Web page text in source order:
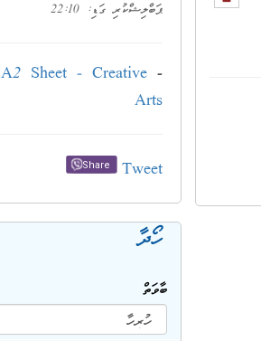
ޕަބްލިޝްކުރި ގަޑި: 22:10
-
A2 Sheet - Creative
Arts
Tweet
Share
ހޯދާ
ބާވަތް